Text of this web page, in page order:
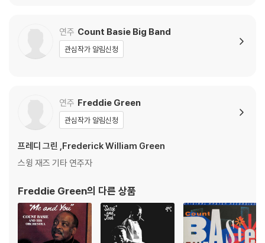
※ 디스크 외관 불량
2) 재생 음역의 왜곡을 최소화 하고 반복 재생시에도 최대한 일관되게 유
블 스핀들에 맞지 않는 경우에는 전용 제품 등을 이용하여 센터 홀을 조정
하시면 해결됩니다.
가 있으며, 이는 상품의 불량이 아닙니다. 단, 재생에 이상이 있는 경우에는
불량으로 인한 반품/교환이 가능합니다
※ 컬러 디스크
연주 Count Basie Big Band
관심작가 알림신청
연주 Freddie Green
관심작가 알림신청
프레디 그린 ,Frederick William Green
스윙 재즈 기타 연주자
Freddie Green의 다른 상품